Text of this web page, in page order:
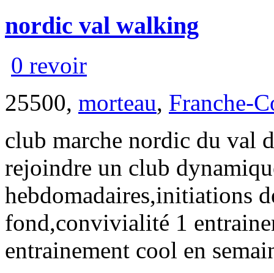
nordic val walking
0 revoir
25500, morteau, Franche-
club marche nordic du val
rejoindre un club
hebdomadaires,initiations
fond,convivialité 1
entrainement cool en